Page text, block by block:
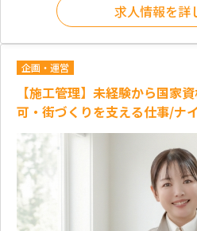
求人情報を詳
企画・運営
【施工管理】未経験から国家
可・街づくりを支える仕事/ナ